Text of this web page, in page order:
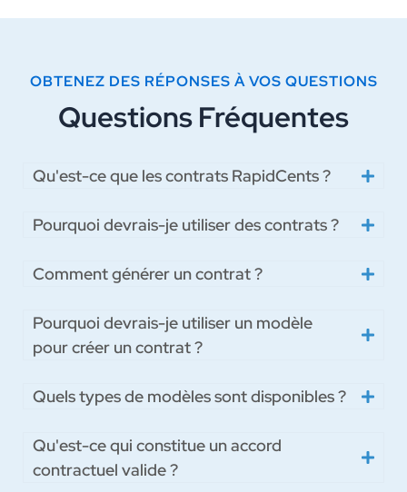
OBTENEZ DES RÉPONSES À VOS QUESTIONS
Questions Fréquentes
Qu'est-ce que les contrats RapidCents ?
Pourquoi devrais-je utiliser des contrats ?
Comment générer un contrat ?
Pourquoi devrais-je utiliser un modèle
pour créer un contrat ?
Quels types de modèles sont disponibles ?
Qu'est-ce qui constitue un accord
contractuel valide ?